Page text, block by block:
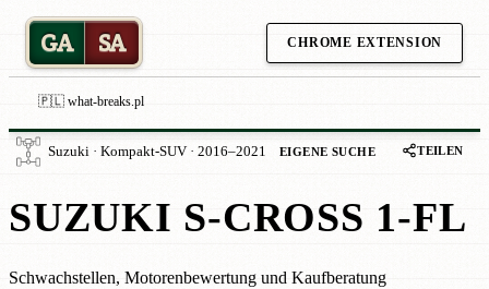
GA SA CHROME EXTENSION
🇵🇱 what-breaks.pl
Suzuki · Kompakt-SUV · 2016–2021 EIGENE SUCHE TEILEN
SUZUKI S-CROSS 1-FL
Schwachstellen, Motorenbewertung und Kaufberatung